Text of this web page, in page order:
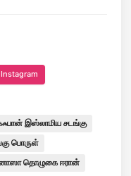
Instagram
இஸ்லாமிய சடங்கு
பொருள்
தொழுகை ஈரான்